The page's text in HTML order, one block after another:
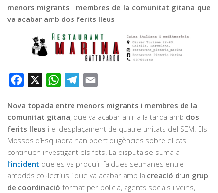
menors migrants i membres de la comunitat gitana que
va acabar amb dos ferits lleus
Facebook WhatsAppTelegram
Nova topada entre menors migrants i membres de la
comunitat gitana, que va acabar ahir a la tarda amb dos
ferits lleus i el desplaçament de quatre unitats del SEM. Els
Mossos d’Esquadra han obert diligències sobre el cas i
continuen investigant els fets. La disputa se suma a
l’incident que es va produir fa dues setmanes entre
ambdós col·lectius i que va acabar amb la creació d’un grup
de coordinació format per policia, agents socials i veïns, i